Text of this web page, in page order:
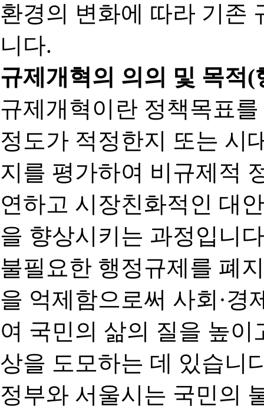
환경의 변화에 따라 기존
니다.
규제개혁의 의의 및 목적
규제개혁이란 정책목표
정도가 적정한지 또는 시
지를 평가하여 비규제적
연하고 시장친화적인 대
을 향상시키는 과정입니
불필요한 행정규제를 폐
을 억제함으로써 사회·경
여 국민의 삶의 질을 높
상을 도모하는 데 있습니
정부와 서울시는 국민의